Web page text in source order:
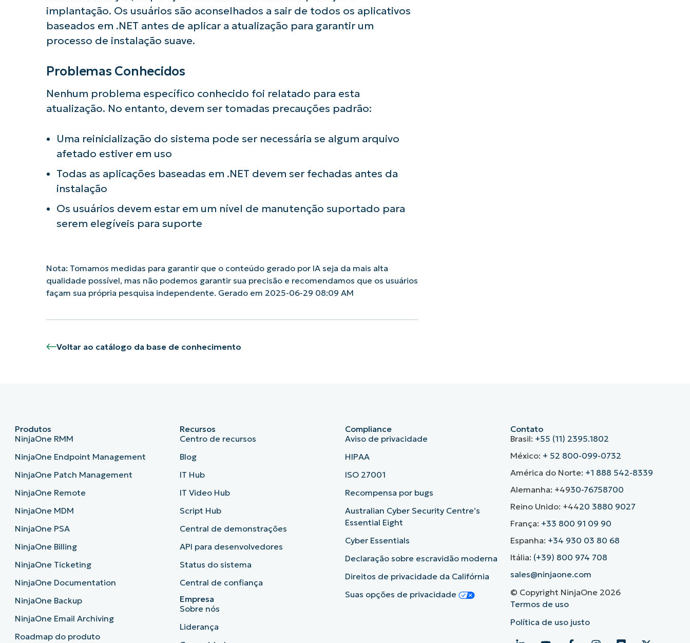
implantação. Os usuários são aconselhados a sair de todos os aplicativos
baseados em .NET antes de aplicar a atualização para garantir um
processo de instalação suave.
Problemas Conhecidos
Nenhum problema específico conhecido foi relatado para esta
atualização. No entanto, devem ser tomadas precauções padrão:
Uma reinicialização do sistema pode ser necessária se algum arquivo
afetado estiver em uso
Todas as aplicações baseadas em .NET devem ser fechadas antes da
instalação
Os usuários devem estar em um nível de manutenção suportado para
serem elegíveis para suporte
Nota: Tomamos medidas para garantir que o conteúdo gerado por IA seja da mais alta
qualidade possível, mas não podemos garantir sua precisão e recomendamos que os usuários
façam sua própria pesquisa independente. Gerado em 2025-06-29 08:09 AM
Voltar ao catálogo da base de conhecimento
Produtos
NinjaOne RMM
NinjaOne Endpoint Management
NinjaOne Patch Management
NinjaOne Remote
NinjaOne MDM
NinjaOne PSA
NinjaOne Billing
NinjaOne Ticketing
NinjaOne Documentation
NinjaOne Backup
NinjaOne Email Archiving
Roadmap do produto
Recursos
Centro de recursos
Blog
IT Hub
IT Video Hub
Script Hub
Central de demonstrações
API para desenvolvedores
Status do sistema
Central de confiança
Empresa
Sobre nós
Liderança
Compliance
Aviso de privacidade
HIPAA
ISO 27001
Recompensa por bugs
Australian Cyber Security Centre’s
Essential Eight
Cyber Essentials
Declaração sobre escravidão moderna
Direitos de privacidade da Califórnia
Suas opções de privacidade
Contato
Brasil: +55 (11) 2395.1802
México: + 52 800-099-0732
América do Norte: +1 888 542-8339
Alemanha: +4930-76758700
Reino Unido: +4420 3880 9027
França: +33 800 91 09 90
Espanha: +34 930 03 80 68
Itália: (+39) 800 974 708
sales@ninjaone.com
© Copyright NinjaOne 2026
Termos de uso
Política de uso justo